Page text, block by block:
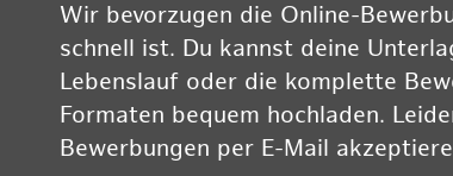
Wir bevorzugen die Online-
schnell ist. Du kannst deine
Lebenslauf oder die komplette
Formaten bequem hochladen.
Bewerbungen per E-Mail